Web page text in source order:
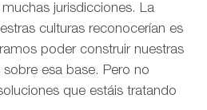
jurisdicciones. La
culturas reconocerían es
poder construir nuestras
esa base. Pero no
que estáis tratando